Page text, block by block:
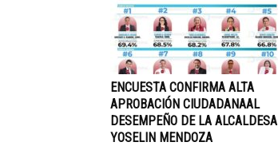
ENCUESTA CONFIRMA ALTA
APROBACIÓN CIUDADANAAL
DESEMPEÑO DE LA ALCALDESA
YOSELIN MENDOZA